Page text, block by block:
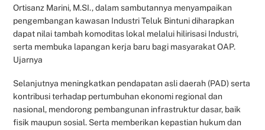
Ortisanz Marini, M.SI., dalam sambutannya menyampaikan
pengembangan kawasan Industri Teluk Bintuni diharapkan
dapat nilai tambah komoditas lokal melalui hilirisasi Industri,
serta membuka lapangan kerja baru bagi masyarakat OAP.
Ujarnya
Selanjutnya meningkatkan pendapatan asli daerah (PAD) serta
kontribusi terhadap pertumbuhan ekonomi regional dan
nasional, mendorong pembangunan infrastruktur dasar, baik
fisik maupun sosial. Serta memberikan kepastian hukum dan